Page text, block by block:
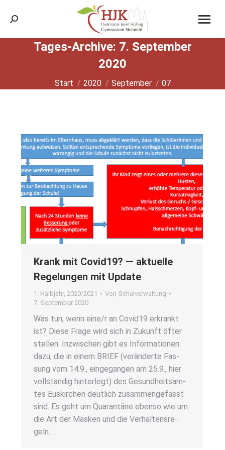
Search:
Tages-Archive: 7. September
2020
Sie befinden sich hier:
Start 2020 September 07
Krank mit Covid19? — aktu­el­le
Rege­lun­gen mit Update
1. Halbjahr, 2020/2021 Von Schulverwaltung
7. September 2020
Was tun, wenn eine/r an Covid19 erkrankt
ist? Die­se Fra­ge wird sich in Zukunft öfter
stel­len. Inzwi­schen gibt es Infor­ma­tio­nen
dazu, die in einem BRIEF (ver­än­der­te Fas­
sung vom 14.9., ein­ge­gan­gen am 25.9., hier
voll­stän­dig hin­ter­legt) des Gesund­heits­am­
tes Eus­kir­chen deut­lich zusam­men­ge­fasst
sind. Es geht um Qua­ran­tä­ne eben­so wie um
die Art der Mas­ken und die Ver­hal­tens­re­
geln.…